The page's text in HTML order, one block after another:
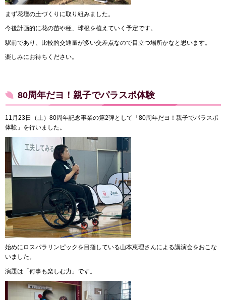
まず花壇の土づくりに取り組みました。
今後計画的に花の苗や種、球根を植えていく予定です。
駅前であり、比較的交通量が多い交差点なので目立つ場所かなと思います。
楽しみにお待ちください。
80周年だヨ！親子でパラスポ体験
11月23日（土）80周年記念事業の第2弾として「80周年だヨ！親子でパラスポ
体験」を行いました。
始めにロスパラリンピックを目指している山本恵理さんによる講演会をおこな
いました。
演題は「何事も楽しむ力」です。